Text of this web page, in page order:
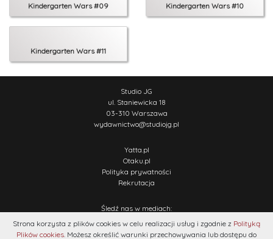
Kindergarten Wars #09 Kindergarten Wars #10
Kindergarten Wars #11
Strona korzysta z plików cookies w celu realizacji usług i zgodnie z Polityką
Plików cookies. Możesz określić warunki przechowywania lub dostępu do
Studio JG
ul. Staniewicka 18
03-310 Warszawa
wydawnictwo@studiojg.pl
Yatta.pl
Otaku.pl
Polityka prywatności
Rekrutacja
Śledź nas w mediach: